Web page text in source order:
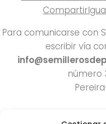
Para comunicarse con
escribir vía
número